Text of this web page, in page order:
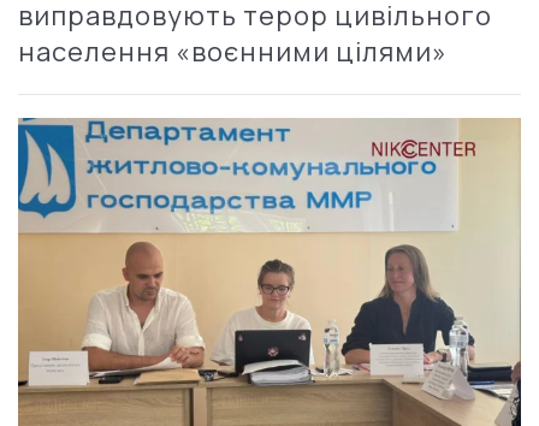
виправдовують терор цивільного
населення «воєнними цілями»